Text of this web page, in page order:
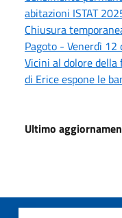
abitazioni ISTAT
Chiusura
Pagoto - Venerdì
Vicini al dolore della
di Erice espone le
Ultimo